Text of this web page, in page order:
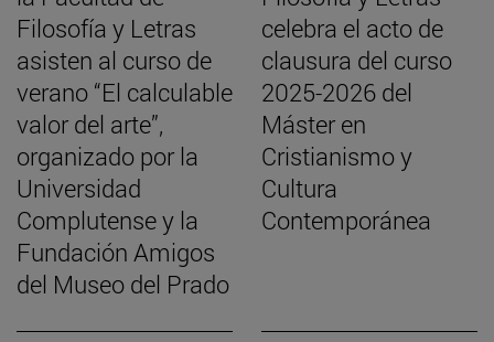
Filosofía y Letras
asisten al curso de
verano “El calculable
valor del arte”,
organizado por la
Universidad
Complutense y la
Fundación Amigos
del Museo del Prado
celebra el acto de
clausura del curso
2025-2026 del
Máster en
Cristianismo y
Cultura
Contemporánea